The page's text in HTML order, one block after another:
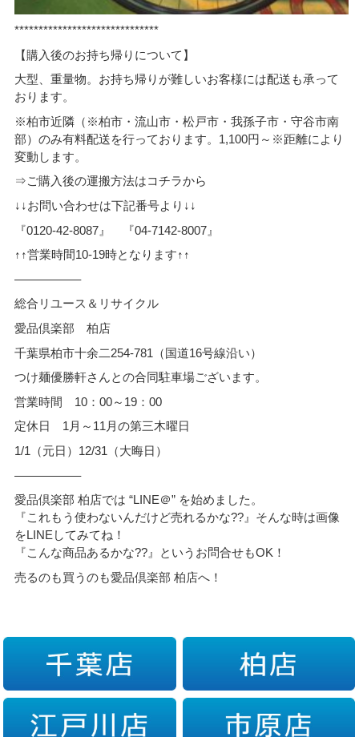
******************************
【購入後のお持ち帰りについて】
大型、重量物。お持ち帰りが難しいお客様には配送も承って
おります。
※柏市近隣（※柏市・流山市・松戸市・我孫子市・守谷市南
部）のみ有料配送を行っております。1,100円～※距離により
変動します。
⇒ご購入後の運搬方法はコチラから
↓↓お問い合わせは下記番号より↓↓
『0120-42-8087』 『04-7142-8007』
↑↑営業時間10-19時となります↑↑
—————–
総合リユース＆リサイクル
愛品倶楽部 柏店
千葉県柏市十余二254-781（国道16号線沿い）
つけ麺優勝軒さんとの合同駐車場ございます。
営業時間 10：00～19：00
定休日 1月～11月の第三木曜日
1/1（元日）12/31（大晦日）
—————–
愛品倶楽部 柏店では “LINE＠” を始めました。
『これもう使わないんだけど売れるかな??』そんな時は画像
をLINEしてみてね！
『こんな商品あるかな??』というお問合せもOK！
売るのも買うのも愛品倶楽部 柏店へ！